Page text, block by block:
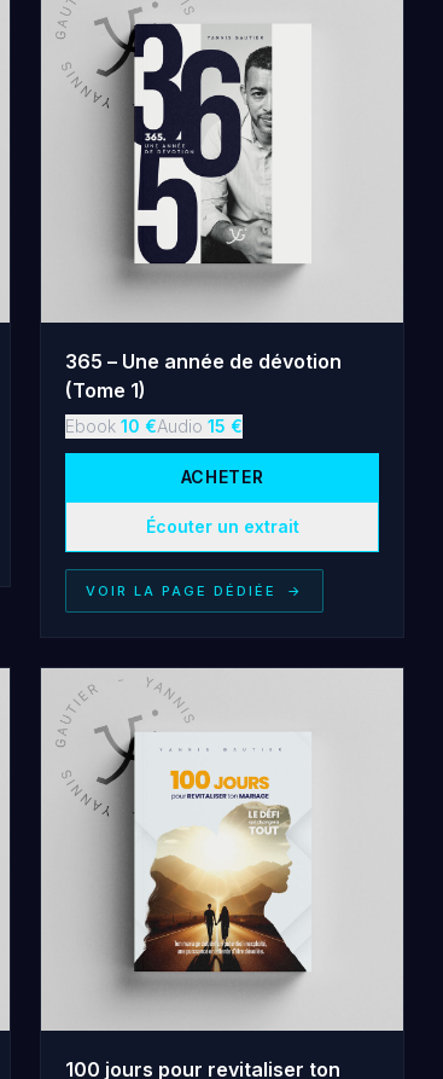
365 – Une année de dévotion
(Tome 1)
Ebook 10 €Audio 15 €
ACHETER
Écouter un extrait
VOIR LA PAGE DÉDIÉE →
100 jours pour revitaliser ton